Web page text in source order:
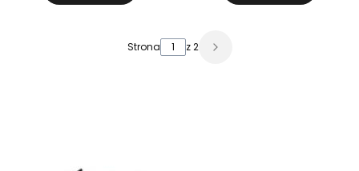
Strona z 2